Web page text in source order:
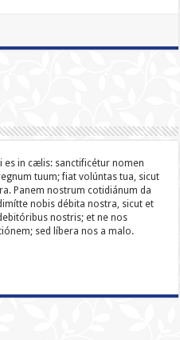
es in cælis: sanc­ti­ficétur nomen
tuum; fiat volúntas tua, sicut
Panem nostrum cotidiánum da
nobis débita nostra, sicut et
nostris; et ne nos
sed líbera nos a malo.